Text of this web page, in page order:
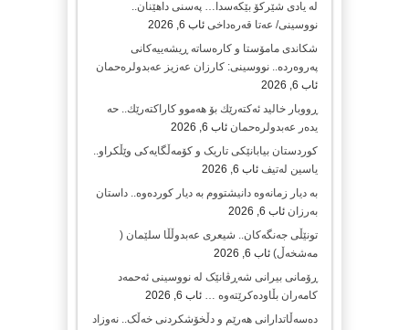
لە یادی شێرکۆ بێکەسدا… پەسنی داهێنان..
نووسینی/ عەتا قەرەداخی ئاب 6, 2026
شکاندی مامۆستا و کارەساتە ڕیشەییەکانی
پەروەردە.. نووسینی: کارزان عەزیز عەبدولرەحمان
ئاب 6, 2026
ڕووبار خالید ئەكتەرێك بۆ هەموو كاراكتەرێك.. حه
یدەر عەبدولرەحمان ئاب 6, 2026
کوردستان بیابانێکی تاریک و کۆمەڵگایەکی وێڵکراو..
یاسین لەتیف ئاب 6, 2026
بە دیار زمانەوە دانیشتووم بە دیار کوردەوە.. داستان
بەرزان ئاب 6, 2026
تونێڵی جەنگەکان.. شیعری عەبدوڵڵا سلێمان (
مەشخەڵ) ئاب 6, 2026
ڕۆمانی بیرانی شەڕڤانێک لە نووسینی ئەحمەد
کامەران بڵاودەکرێتەوە …
ئاب 6, 2026
دەسەڵاتدارانی هەرێم و دڵخۆشکردنی خەڵک.. نەوزاد